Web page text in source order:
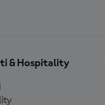
& Hospitality